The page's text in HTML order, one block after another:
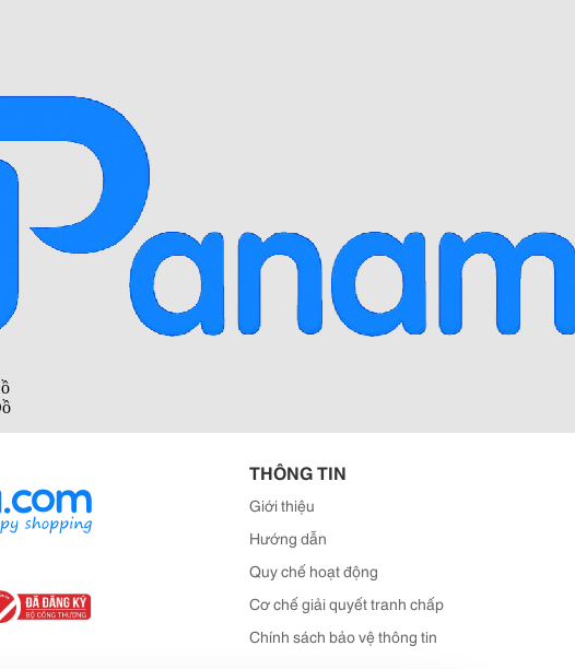
THÔNG TIN
Giới thiệu
Hướng dẫn
Quy chế hoạt động
Cơ chế giải quyết tranh chấp
Chính sách bảo vệ thông tin